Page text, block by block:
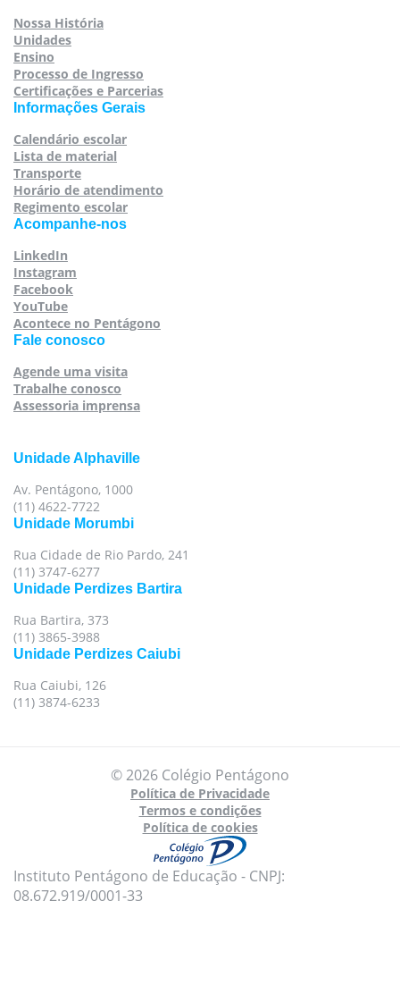
Nossa História
Unidades
Ensino
Processo de Ingresso
Certificações e Parcerias
Informações Gerais
Calendário escolar
Lista de material
Transporte
Horário de atendimento
Regimento escolar
Acompanhe-nos
LinkedIn
Instagram
Facebook
YouTube
Acontece no Pentágono
Fale conosco
Agende uma visita
Trabalhe conosco
Assessoria imprensa
Unidade Alphaville
Av. Pentágono, 1000
(11) 4622-7722
Unidade Morumbi
Rua Cidade de Rio Pardo, 241
(11) 3747-6277
Unidade Perdizes Bartira
Rua Bartira, 373
(11) 3865-3988
Unidade Perdizes Caiubi
Rua Caiubi, 126
(11) 3874-6233
© 2026 Colégio Pentágono
Política de Privacidade
Termos e condições
Política de cookies
Instituto Pentágono de Educação - CNPJ:
08.672.919/0001-33